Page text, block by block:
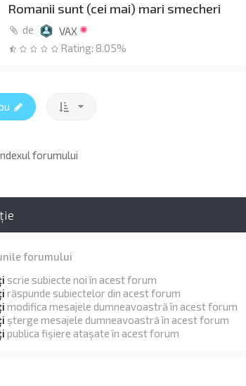
Romanii sunt (cei mai) mari smecheri
de VAX
Rating: 8.05%
forumului
forumului
scrie subiecte noi în acest forum
răspunde subiectelor din acest forum
modifica mesajele dumneavoastră în acest forum
şterge mesajele dumneavoastră în acest forum
publica fişiere ataşate în acest forum